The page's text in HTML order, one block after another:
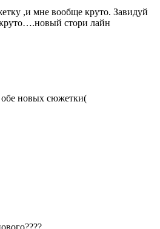
,и мне вообще круто. Завидуй
стори лайн
обе новых сюжетки(